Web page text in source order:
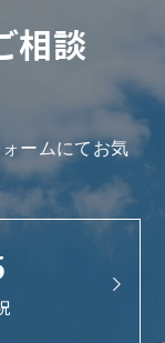
ームにてお気
相談